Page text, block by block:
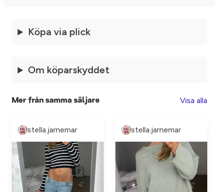
Köpa via plick
Om köparskyddet
Mer från samma säljare Visa alla
stella.jarnemar stella.jarnemar